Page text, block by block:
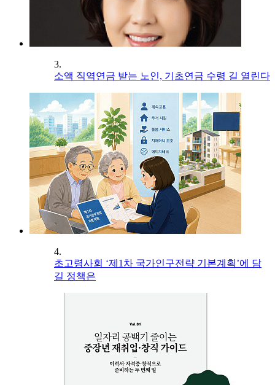
3.
소액 직역연금 받는 노인, 기초연금 수령 길 열린다
4.
초고령사회 ‘제1차 국가인구전략 기본계획’에 담
길 정책은